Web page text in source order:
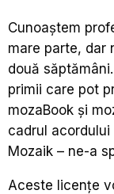
Cunoaștem
mare parte, dar
două
primii care pot
mozaBook și
cadrul
Mozaik – ne-a
Aceste licențe